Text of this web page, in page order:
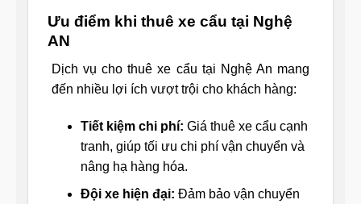
Ưu điểm khi thuê xe cẩu tại Nghệ
AN
Dịch vụ cho thuê xe cẩu tại Nghệ An mang
đến nhiều lợi ích vượt trội cho khách hàng:
Tiết kiệm chi phí: Giá thuê xe cẩu cạnh
tranh, giúp tối ưu chi phí vận chuyển và
nâng hạ hàng hóa.
Đội xe hiện đại: Đảm bảo vận chuyển